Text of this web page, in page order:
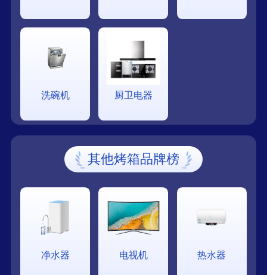
洗碗机 厨卫电器
其他烤箱品牌榜
净水器 电视机 热水器